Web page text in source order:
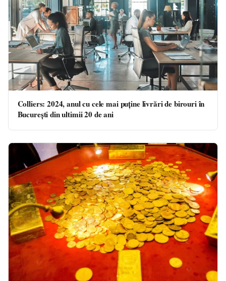
Colliers: 2024, anul cu cele mai puține livrări de birouri în
București din ultimii 20 de ani